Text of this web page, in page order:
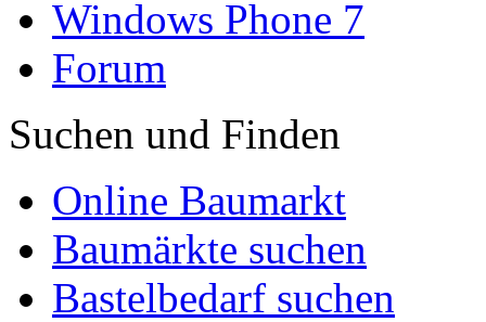
Windows Phone 7
Forum
Suchen und Finden
Online Baumarkt
Baumärkte suchen
Bastelbedarf suchen